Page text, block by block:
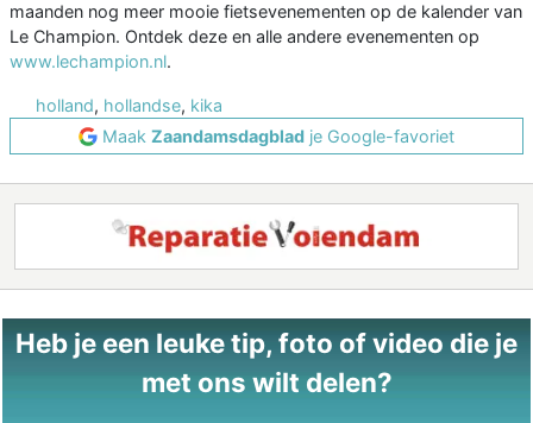
maanden nog meer mooie fietsevenementen op de kalender van
Le Champion. Ontdek deze en alle andere evenementen op
www.lechampion.nl.
holland, hollandse, kika
Maak Zaandamsdagblad je Google-favoriet
Heb je een leuke tip, foto of video die je
met ons wilt delen?